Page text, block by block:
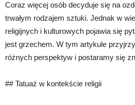
Coraz więcej osób decyduje się na
trwałym rodzajem sztuki. Jednak w
religijnych i kulturowych pojawia się
jest grzechem. W tym artykule
różnych perspektyw i postaramy się
## Tatuaż w kontekście religii